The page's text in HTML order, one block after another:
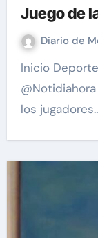
Juego de
Diario de
Inicio Deportes Por: AL Día y a la Hora |
los